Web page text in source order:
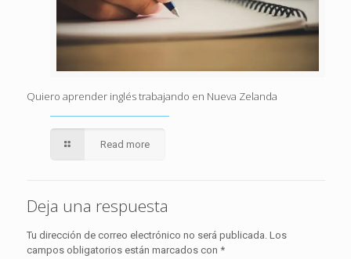
Quiero aprender inglés trabajando en Nueva Zelanda
Read more
Deja una respuesta
Tu dirección de correo electrónico no será publicada. Los
campos obligatorios están marcados con *